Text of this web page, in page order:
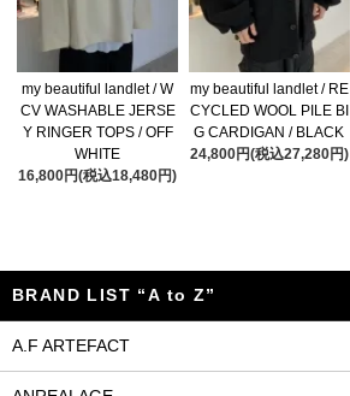
my beautiful landlet / W
CV WASHABLE JERSE
Y RINGER TOPS / OFF
WHITE
16,800円(税込18,480円)
my beautiful landlet / RE
CYCLED WOOL PILE BI
G CARDIGAN / BLACK
24,800円(税込27,280円)
BRAND LIST “A to Z”
A.F ARTEFACT